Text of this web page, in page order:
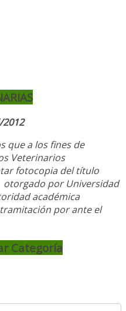
2012
que a los fines de
Veterinarios
fotocopia del título
otorgado por Universidad
académica
por ante el
Categoría